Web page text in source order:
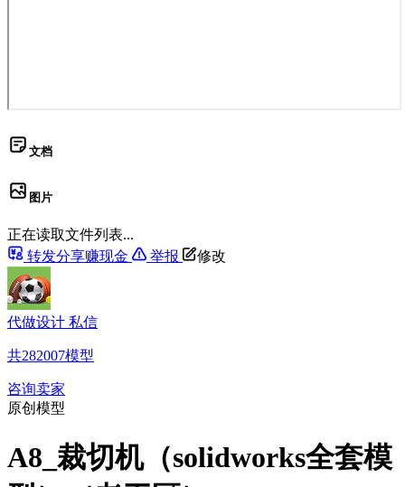
文档
图片
正在读取文件列表...
转发分享赚现金
举报 修改
代做设计 私信
共282007模型
咨询卖家
原创模型
A8_裁切机（solidworks全套模